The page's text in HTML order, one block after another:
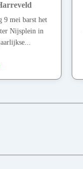
9 mei barst het
Nijsplein in